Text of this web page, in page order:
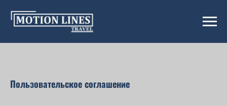
Пользовательское соглашение